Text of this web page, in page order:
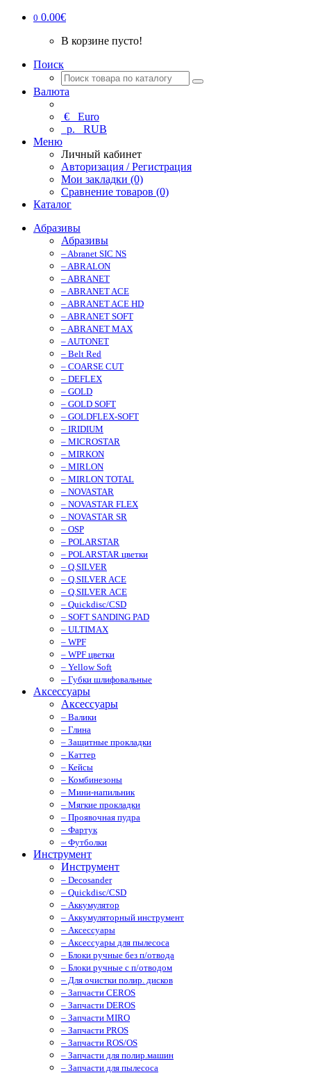
0 0.00€
В корзине пусто!
Поиск
Валюта
€ Euro
р. RUB
Меню
Личный кабинет
Авторизация / Регистрация
Мои закладки (0)
Сравнение товаров (0)
Каталог
Абразивы
Абразивы
– Abranet SIC NS
– ABRALON
– ABRANET
– ABRANET ACE
– ABRANET ACE HD
– ABRANET SOFT
– ABRANET MAX
– AUTONET
– Belt Red
– COARSE CUT
– DEFLEX
– GOLD
– GOLD SOFT
– GOLDFLEX-SOFT
– IRIDIUM
– MICROSTAR
– MIRKON
– MIRLON
– MIRLON TOTAL
– NOVASTAR
– NOVASTAR FLEX
– NOVASTAR SR
– OSP
– POLARSTAR
– POLARSTAR цветки
– Q.SILVER
– Q.SILVER ACE
– Q.SILVER ACE
– Quickdisc/CSD
– SOFT SANDING PAD
– ULTIMAX
– WPF
– WPF цветки
– Yellow Soft
– Губки шлифовальные
Аксессуары
Аксессуары
– Валики
– Глина
– Защитные прокладки
– Каттер
– Кейсы
– Комбинезоны
– Мини-напильник
– Мягкие прокладки
– Проявочная пудра
– Фартук
– Футболки
Инструмент
Инструмент
– Decosander
– Quickdisc/CSD
– Аккумулятор
– Аккумуляторный инструмент
– Аксессуары
– Аксессуары для пылесоса
– Блоки ручные без п/отвода
– Блоки ручные с п/отводом
– Для очистки полир. дисков
– Запчасти CEROS
– Запчасти DEROS
– Запчасти MIRO
– Запчасти PROS
– Запчасти ROS/OS
– Запчасти для полир.машин
– Запчасти для пылесоса